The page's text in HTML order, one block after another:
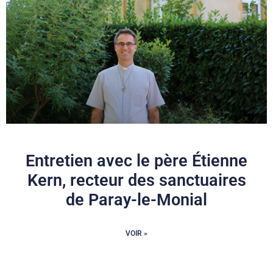
Entretien avec le père Étienne
Kern, recteur des sanctuaires
de Paray-le-Monial
VOIR »